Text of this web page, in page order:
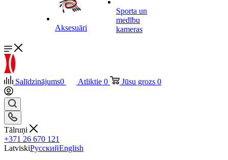
Aksesuāri
Sporta un
medību
kameras
Salīdzinājums0 Atliktie 0 Jūsu grozs 0
Tālruņi
+371 26 670 121
LatviskiРусскийEnglish